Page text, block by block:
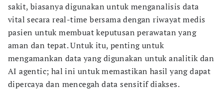
sakit, biasanya digunakan untuk menganalisis data
vital secara real-time bersama dengan riwayat medis
pasien untuk membuat keputusan perawatan yang
aman dan tepat. Untuk itu, penting untuk
mengamankan data yang digunakan untuk analitik dan
AI agentic; hal ini untuk memastikan hasil yang dapat
dipercaya dan mencegah data sensitif diakses.